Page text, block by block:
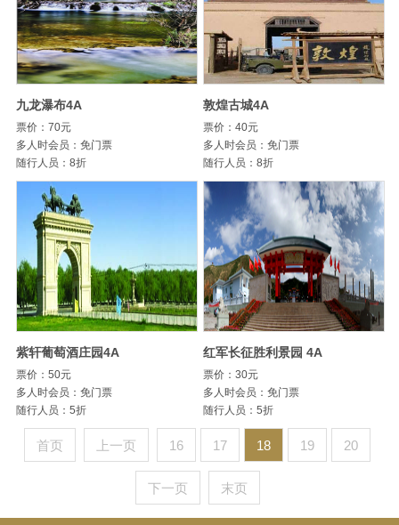
九龙瀑布4A
票价：70元
多人时会员：免门票
随行人员：8折
敦煌古城4A
票价：40元
多人时会员：免门票
随行人员：8折
紫轩葡萄酒庄园4A
票价：50元
多人时会员：免门票
随行人员：5折
红军长征胜利景园 4A
票价：30元
多人时会员：免门票
随行人员：5折
首页 上一页 16 17 18 19 20
下一页 末页